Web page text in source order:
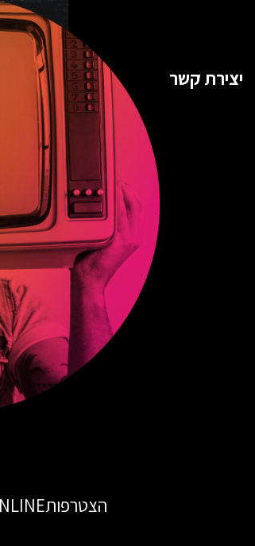
יצירת קשר
הצטרפותONLINE